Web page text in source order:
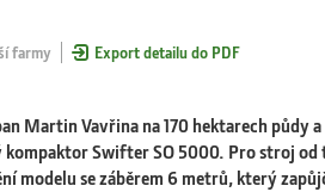
farmy Export detailu do PDF
Martin Vavřina na 170 hektarech půdy
Swifter SO 5000. Pro stroj od
modelu se záběrem 6 metrů, který